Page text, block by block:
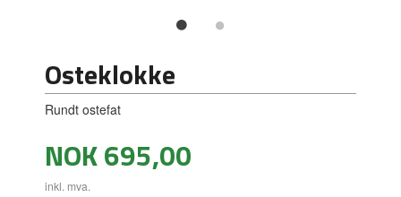
Osteklokke
Rundt ostefat
Pris
NOK695,00
inkl. mva.